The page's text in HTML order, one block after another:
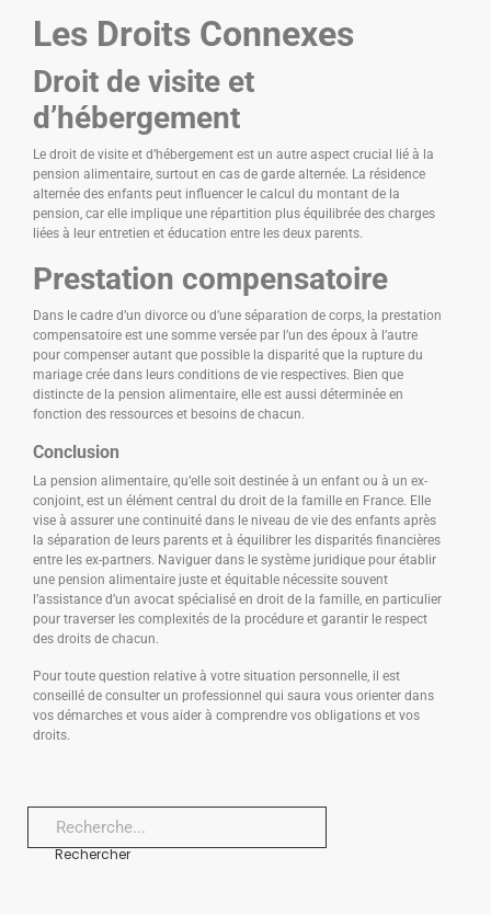
Les Droits Connexes
Droit de visite et
d’hébergement
Le droit de visite et d’hébergement est un autre aspect crucial lié à la
pension alimentaire, surtout en cas de garde alternée. La résidence
alternée des enfants peut influencer le calcul du montant de la
pension, car elle implique une répartition plus équilibrée des charges
liées à leur entretien et éducation entre les deux parents.
Prestation compensatoire
Dans le cadre d’un divorce ou d’une séparation de corps, la prestation
compensatoire est une somme versée par l’un des époux à l’autre
pour compenser autant que possible la disparité que la rupture du
mariage crée dans leurs conditions de vie respectives. Bien que
distincte de la pension alimentaire, elle est aussi déterminée en
fonction des ressources et besoins de chacun.
Conclusion
La pension alimentaire, qu’elle soit destinée à un enfant ou à un ex-
conjoint, est un élément central du droit de la famille en France. Elle
vise à assurer une continuité dans le niveau de vie des enfants après
la séparation de leurs parents et à équilibrer les disparités financières
entre les ex-partners. Naviguer dans le système juridique pour établir
une pension alimentaire juste et équitable nécessite souvent
l’assistance d’un avocat spécialisé en droit de la famille, en particulier
pour traverser les complexités de la procédure et garantir le respect
des droits de chacun.
Pour toute question relative à votre situation personnelle, il est
conseillé de consulter un professionnel qui saura vous orienter dans
vos démarches et vous aider à comprendre vos obligations et vos
droits.
Rechercher